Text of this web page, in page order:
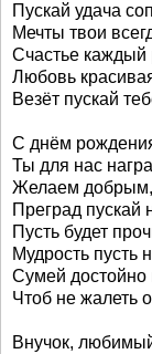
Пускай удача
Мечты твои
Счастье каждый
Любовь
Везёт пускай
С днём
Ты для нас
Желаем
Преград пускай
Пусть будет
Мудрость пусть
Сумей достойно
Чтоб не жалеть
Внучок,